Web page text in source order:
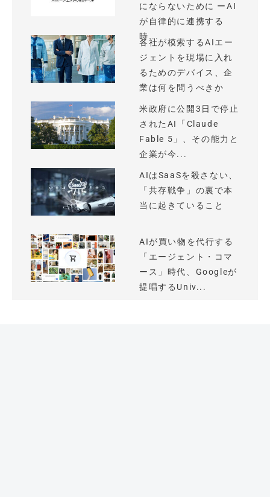
にならないために ーAI
が自律的に連携する
時...
各社が模索するAIエー
ジェントを現場に入れ
るためのデバイス、企
業は何を問うべきか
米政府に公開3日で停止
されたAI「Claude
Fable 5」、その能力と
企業が今...
AIはSaaSを殺さない、
「共存戦争」の裏で本
当に起きていること
AIが買い物を代行する
「エージェント・コマ
ース」時代、Googleが
提唱するUniv...